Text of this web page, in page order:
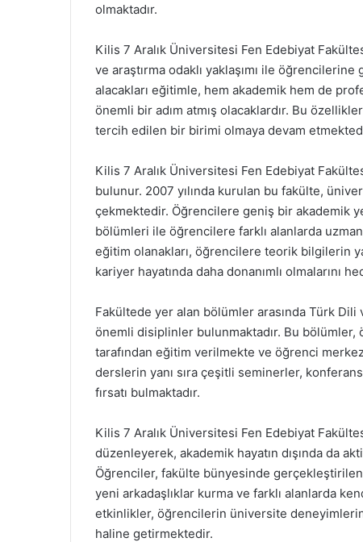
olmaktadır.
Kilis 7 Aralık Üniversitesi Fen Edebiyat
ve araştırma odaklı yaklaşımı ile
alacakları eğitimle, hem akademik hem de
önemli bir adım atmış olacaklardır. Bu
tercih edilen bir birimi olmaya devam
Kilis 7 Aralık Üniversitesi Fen Edebiyat
bulunur. 2007 yılında kurulan bu fakülte,
çekmektedir. Öğrencilere geniş bir akademik
bölümleri ile öğrencilere farklı alanlarda
eğitim olanakları, öğrencilere teorik bilgilerin
kariyer hayatında daha donanımlı olmalarını
Fakültede yer alan bölümler arasında Türk
önemli disiplinler bulunmaktadır. Bu bölümler,
tarafından eğitim verilmekte ve öğrenci
derslerin yanı sıra çeşitli seminerler,
fırsatı bulmaktadır.
Kilis 7 Aralık Üniversitesi Fen Edebiyat
düzenleyerek, akademik hayatın dışında da
Öğrenciler, fakülte bünyesinde
yeni arkadaşlıklar kurma ve farklı alanlarda
etkinlikler, öğrencilerin üniversite
haline getirmektedir.